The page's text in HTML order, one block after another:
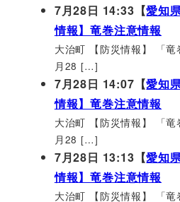
7月28日 14:33【愛知
情報】竜巻注意情報
大治町 【防災情報】 「
月28 […]
7月28日 14:07【愛知
情報】竜巻注意情報
大治町 【防災情報】 「
月28 […]
7月28日 13:13【愛知
情報】竜巻注意情報
大治町 【防災情報】 「